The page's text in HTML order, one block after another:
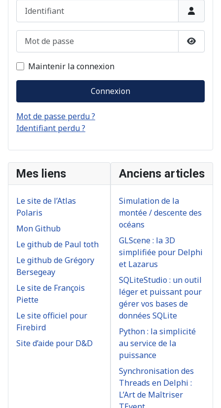
Identifiant
Mot de passe
Maintenir la connexion
Connexion
Mot de passe perdu ?
Identifiant perdu ?
Mes liens
Le site de l’Atlas
Polaris
Mon Github
Le github de Paul toth
Le github de Grégory
Bersegeay
Le site de François
Piette
Le site officiel pour
Firebird
Site d’aide pour D&D
Anciens articles
Simulation de la
montée / descente des
océans
GLScene : la 3D
simplifiée pour Delphi
et Lazarus
SQLiteStudio : un outil
léger et puissant pour
gérer vos bases de
données SQLite
Python : la simplicité
au service de la
puissance
Synchronisation des
Threads en Delphi :
L’Art de Maîtriser